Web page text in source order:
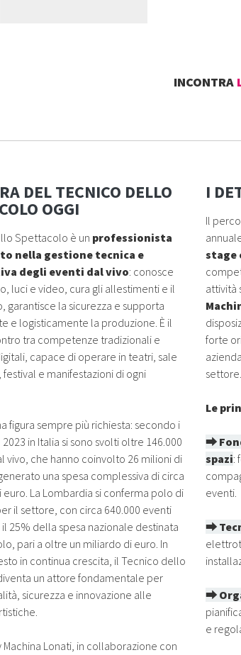
INCONTRA
DEL TECNICO DELLO
OGGI
Spettacolo è un professionista
nella gestione tecnica e
degli eventi dal vivo: conosce
luci e video, cura gli allestimenti e il
garantisce la sicurezza e supporta
e logisticamente la produzione. È il
tra competenze tradizionali e
capace di operare in teatri, sale
e manifestazioni di ogni
figura sempre più richiesta: secondo i
2023 in Italia si sono svolti oltre 146.000
vivo, che hanno coinvolto 26 milioni di
una spesa complessiva di circa
euro. La Lombardia si conferma polo di
il settore, con circa 640.000 eventi
25% della spesa nazionale destinata
pari a oltre un miliardo di euro. In
in continua crescita, il Tecnico dello
un attore fondamentale per
sicurezza e innovazione alle
Machina Lonati, in collaborazione con
I
Il
stage
attività
forte
settore.
Le
⮕
spazi:
eventi.
⮕
⮕
e